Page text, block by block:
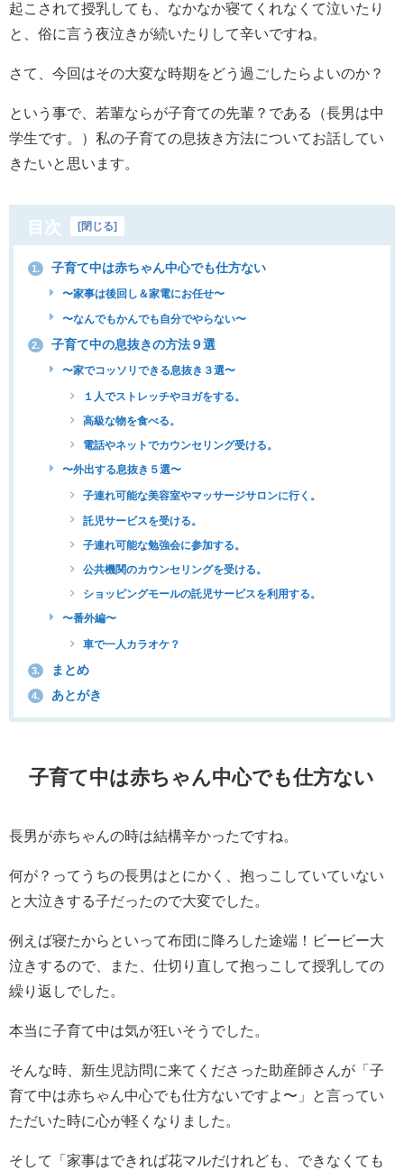
起こされて授乳しても、なかなか寝てくれなくて泣いたり
と、俗に言う夜泣きが続いたりして辛いですね。
さて、今回はその大変な時期をどう過ごしたらよいのか？
という事で、若輩ならが子育ての先輩？である（長男は中
学生です。）私の子育ての息抜き方法についてお話してい
きたいと思います。
目次 [閉じる]
1. 子育て中は赤ちゃん中心でも仕方ない
〜家事は後回し＆家電にお任せ〜
〜なんでもかんでも自分でやらない〜
2. 子育て中の息抜きの方法９選
〜家でコッソリできる息抜き３選〜
１人でストレッチやヨガをする。
高級な物を食べる。
電話やネットでカウンセリング受ける。
〜外出する息抜き５選〜
子連れ可能な美容室やマッサージサロンに行く。
託児サービスを受ける。
子連れ可能な勉強会に参加する。
公共機関のカウンセリングを受ける。
ショッピングモールの託児サービスを利用する。
〜番外編〜
車で一人カラオケ？
3. まとめ
4. あとがき
子育て中は赤ちゃん中心でも仕方ない
長男が赤ちゃんの時は結構辛かったですね。
何が？ってうちの長男はとにかく、抱っこしていていない
と大泣きする子だったので大変でした。
例えば寝たからといって布団に降ろした途端！ビービー大
泣きするので、また、仕切り直して抱っこして授乳しての
繰り返しでした。
本当に子育て中は気が狂いそうでした。
そんな時、新生児訪問に来てくださった助産師さんが「子
育て中は赤ちゃん中心でも仕方ないですよ〜」と言ってい
ただいた時に心が軽くなりました。
そして「家事はできれば花マルだけれども、できなくても